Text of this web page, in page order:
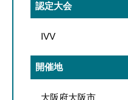
認定大会
IVV
開催地
大阪府大阪市